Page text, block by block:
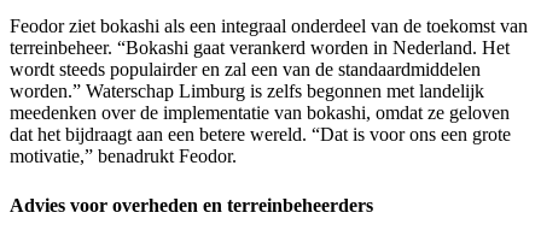
Feodor ziet bokashi als een integraal onderdeel van de toekomst van
terreinbeheer. “Bokashi gaat verankerd worden in Nederland. Het
wordt steeds populairder en zal een van de standaardmiddelen
worden.” Waterschap Limburg is zelfs begonnen met landelijk
meedenken over de implementatie van bokashi, omdat ze geloven
dat het bijdraagt aan een betere wereld. “Dat is voor ons een grote
motivatie,” benadrukt Feodor.
Advies voor overheden en terreinbeheerders